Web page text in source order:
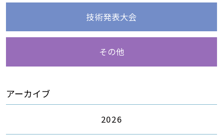
技術発表大会
その他
アーカイブ
2026